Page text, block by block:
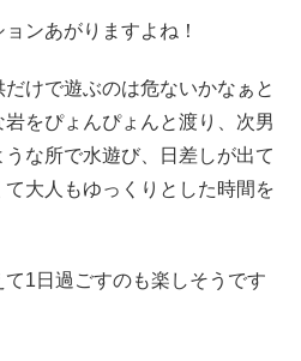
ンあがりますよね！
けで遊ぶのは危ないかなぁと
をぴょんぴょんと渡り、次男
な所で水遊び、日差しが出て
大人もゆっくりとした時間を
1日過ごすのも楽しそうです